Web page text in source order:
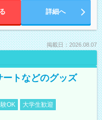
詳細へ
掲載日：2026.08.07
ートなどのグッズ
OK
大学生歓迎